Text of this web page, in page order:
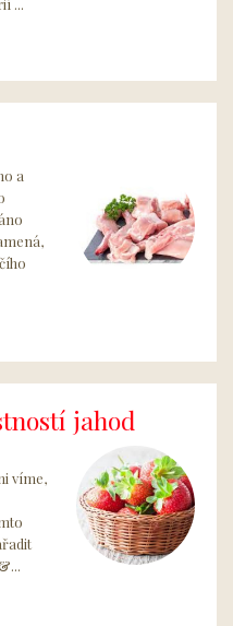
...
a
jahod
víme,